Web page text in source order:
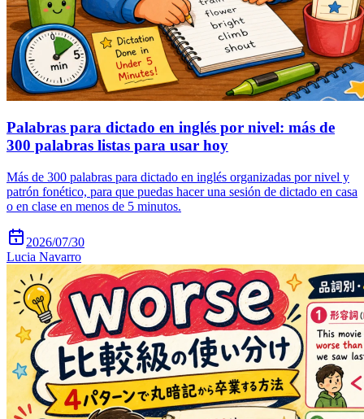
Palabras para dictado en inglés por nivel: más de
300 palabras listas para usar hoy
Más de 300 palabras para dictado en inglés organizadas por nivel y
patrón fonético, para que puedas hacer una sesión de dictado en casa
o en clase en menos de 5 minutos.
2026/07/30
Lucia Navarro